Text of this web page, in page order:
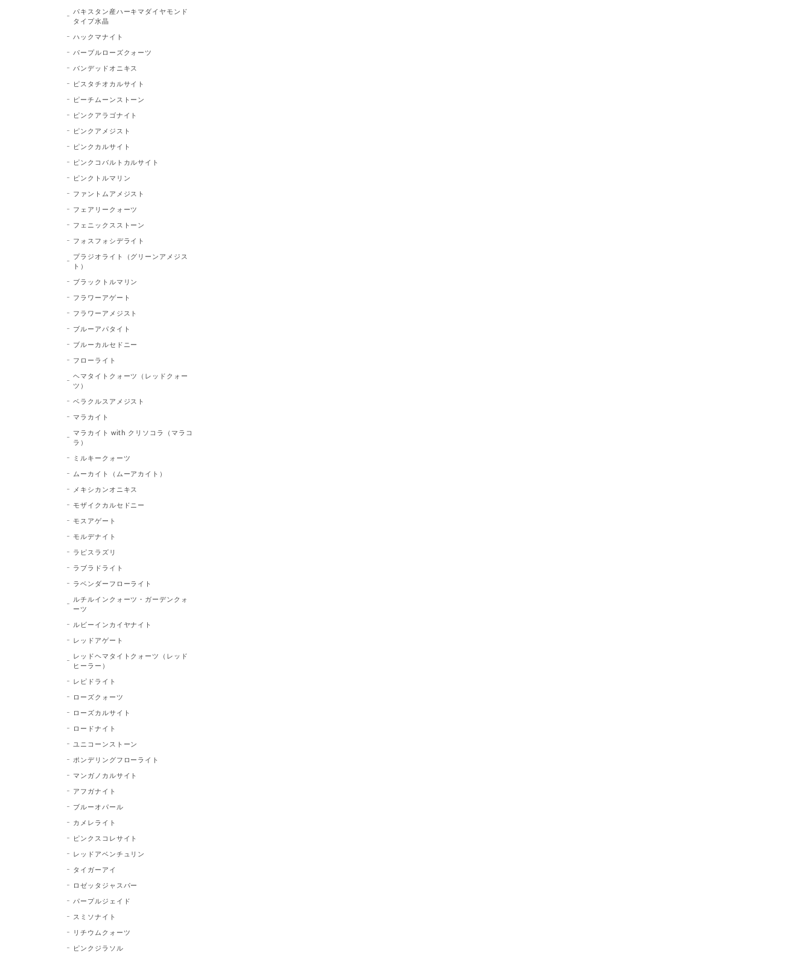
パキスタン産ハーキマダイヤモンド
タイプ水晶
ハックマナイト
パープルローズクォーツ
バンデッドオニキス
ピスタチオカルサイト
ピーチムーンストーン
ピンクアラゴナイト
ピンクアメジスト
ピンクカルサイト
ピンクコバルトカルサイト
ピンクトルマリン
ファントムアメジスト
フェアリークォーツ
フェニックスストーン
フォスフォシデライト
プラジオライト（グリーンアメジス
ト）
ブラックトルマリン
フラワーアゲート
フラワーアメジスト
ブルーアパタイト
ブルーカルセドニー
フローライト
ヘマタイトクォーツ（レッドクォー
ツ）
ベラクルスアメジスト
マラカイト
マラカイト with クリソコラ（マラコ
ラ）
ミルキークォーツ
ムーカイト（ムーアカイト）
メキシカンオニキス
モザイクカルセドニー
モスアゲート
モルデナイト
ラピスラズリ
ラブラドライト
ラベンダーフローライト
ルチルインクォーツ・ガーデンクォ
ーツ
ルビーインカイヤナイト
レッドアゲート
レッドヘマタイトクォーツ（レッド
ヒーラー）
レピドライト
ローズクォーツ
ローズカルサイト
ロードナイト
ユニコーンストーン
ポンデリングフローライト
マンガノカルサイト
アフガナイト
ブルーオパール
カメレライト
ピンクスコレサイト
レッドアベンチュリン
タイガーアイ
ロゼッタジャスパー
パープルジェイド
スミソナイト
リチウムクォーツ
ピンクジラソル